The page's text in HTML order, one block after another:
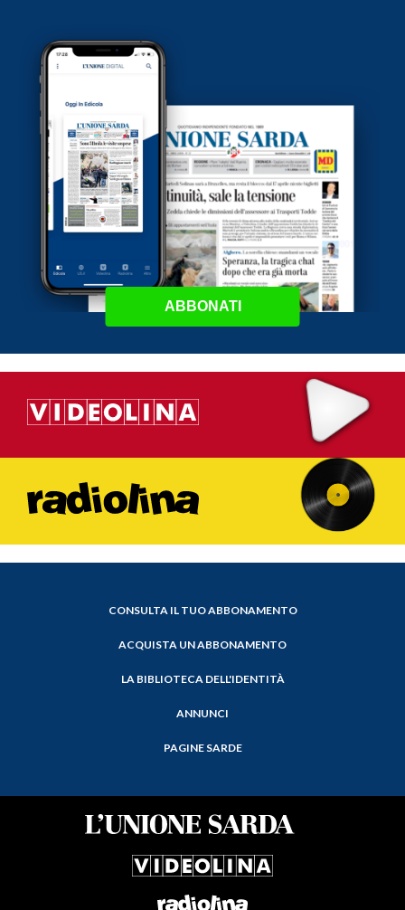
ABBONATI
CONSULTA IL TUO ABBONAMENTO
ACQUISTA UN ABBONAMENTO
LA BIBLIOTECA DELL'IDENTITÀ
ANNUNCI
PAGINE SARDE